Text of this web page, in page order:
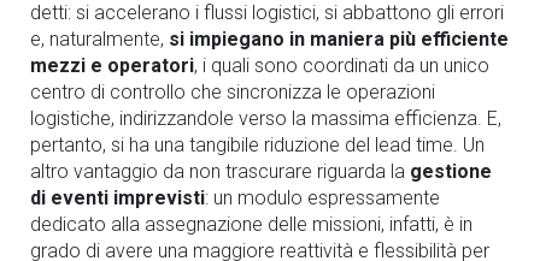
detti: si accelerano i flussi logistici, si abbattono gli errori
e, naturalmente, si impiegano in maniera più efficiente
mezzi e operatori, i quali sono coordinati da un unico
centro di controllo che sincronizza le operazioni
logistiche, indirizzandole verso la massima efficienza. E,
pertanto, si ha una tangibile riduzione del lead time. Un
altro vantaggio da non trascurare riguarda la gestione
di eventi imprevisti: un modulo espressamente
dedicato alla assegnazione delle missioni, infatti, è in
grado di avere una maggiore reattività e flessibilità per